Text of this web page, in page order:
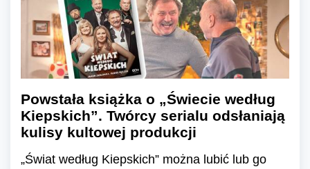
Powstała książka o „Świecie według
Kiepskich”. Twórcy serialu odsłaniają
kulisy kultowej produkcji
„Świat według Kiepskich” można lubić lub go